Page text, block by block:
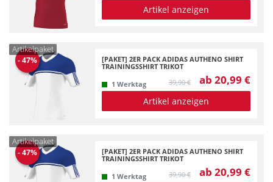
Artikel anzeigen
-47%
Artikelpaket
[PAKET] 2ER PACK ADIDAS AUTHENO SHIRT
TRAININGSSHIRT TRIKOT
1 Werktag 39,90 € ab 20,99 €
Artikel anzeigen
-47%
Artikelpaket
[PAKET] 2ER PACK ADIDAS AUTHENO SHIRT
TRAININGSSHIRT TRIKOT
1 Werktag 39,90 € ab 20,99 €